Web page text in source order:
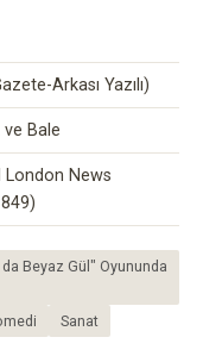
Arkası Yazılı)
Bale
News
Beyaz Gül" Oyununda
Sanat